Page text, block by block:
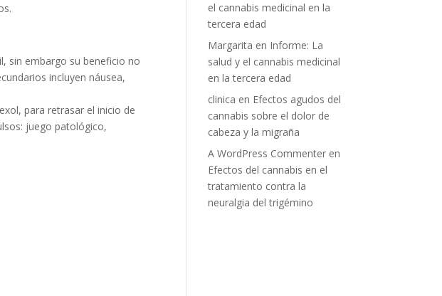
sin embargo su beneficio no
incluyen náusea,
para retrasar el inicio de
juego patológico,
el cannabis medicinal en la
tercera edad
Margarita en Informe: La
salud y el cannabis medicinal
en la tercera edad
clinica en Efectos agudos del
cannabis sobre el dolor de
cabeza y la migraña
A WordPress Commenter en
Efectos del cannabis en el
tratamiento contra la
neuralgia del trigémino